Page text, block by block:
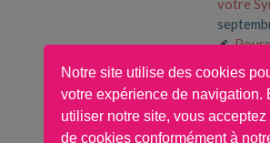
votre
votre
août
Notre site utilise des cookies
votre expérience de navigation.
utiliser notre site, vous
de cookies conformément à